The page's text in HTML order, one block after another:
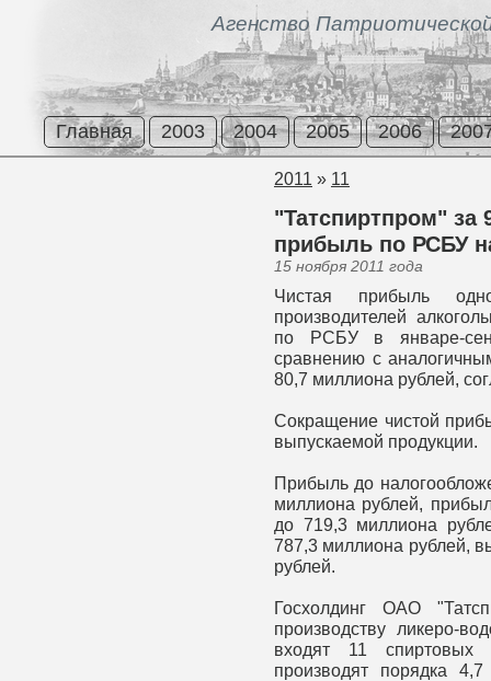
Агенство
Главная 2003 2004 2005 2006
2011 » 11
"Татспиртпром" за
прибыль по РСБУ
15 ноября 2011 года
Чистая прибыль
производителей
по РСБУ в январе-
сравнению с
80,7 миллиона рублей,
Сокращение чистой
выпускаемой продукции.
Прибыль до
миллиона рублей,
до 719,3 миллиона
787,3 миллиона рублей,
рублей.
Госхолдинг ОАО
производству ликеро-
входят 11 спиртовых
производят порядка